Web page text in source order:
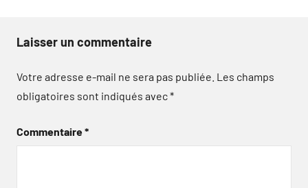
Laisser un commentaire
Votre adresse e-mail ne sera pas publiée. Les champs
obligatoires sont indiqués avec*
Commentaire*